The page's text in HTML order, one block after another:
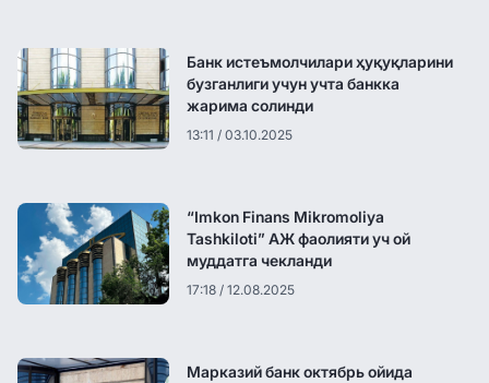
Банк истеъмолчилари ҳуқуқларини
бузганлиги учун учта банкка
жарима солинди
13:11 / 03.10.2025
“Imkon Finans Mikromoliya
Tashkiloti” АЖ фаолияти уч ой
муддатга чекланди
17:18 / 12.08.2025
Марказий банк октябрь ойида